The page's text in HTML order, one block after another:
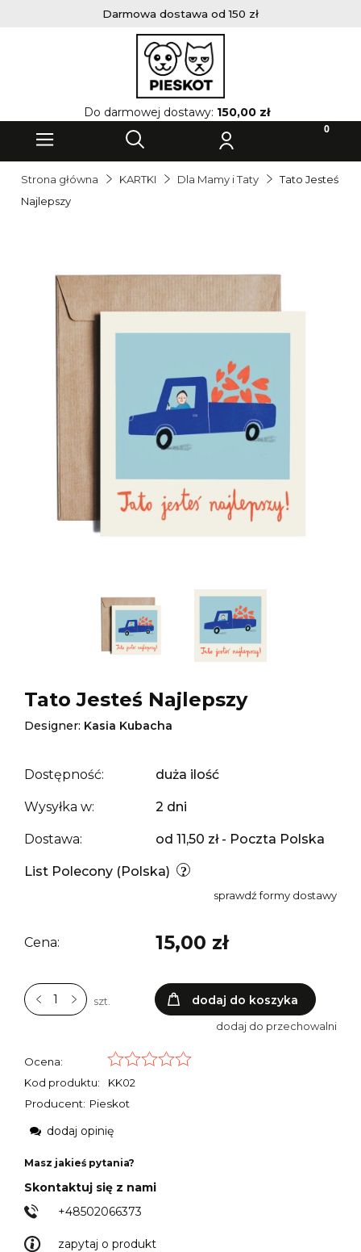
Darmowa dostawa od 150 zł
Do darmowej dostawy: 150,00 zł
Strona główna KARTKI Dla Mamy i Taty
Tato Jesteś
Najlepszy
Tato Jesteś Najlepszy
Designer: Kasia Kubacha
Dostępność: duża ilość
Wysyłka w: 2 dni
Dostawa: od 11,50 zł - Poczta Polska
List Polecony (Polska)
sprawdź formy dostawy
Cena: 15,00 zł
szt. dodaj do koszyka
dodaj do przechowalni
Ocena:
Kod produktu:
KK02
Producent: Pieskot
zapytaj o produkt
Masz jakieś pytania?
Skontaktuj się z nami
+48502066373
dodaj opinię